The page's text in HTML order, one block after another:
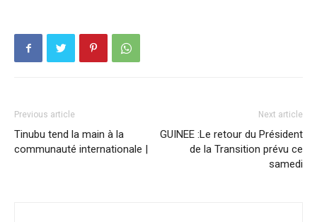
Previous article
Tinubu tend la main à la
communauté internationale |
Next article
GUINEE :Le retour du Président
de la Transition prévu ce
samedi